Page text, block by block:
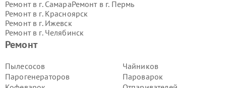
Ремонт
Пылесосов
Парогенераторов
Чайников
Пароварок
Ремонт в г. СамараРемонт в г. Пермь
Ремонт в г. Красноярск
Ремонт в г. Ижевск
Ремонт в г. Челябинск
Ремонт в г.
Ремонт в г.
Ремонт в г.Саратов
Ремонт в г.Барнаул